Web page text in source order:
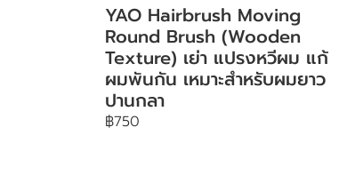
YAO Hairbrush Moving
Round Brush (Wooden
Texture) เย่า แปรงหวีผม แก้
ผมพันกัน เหมาะสำหรับผมยาว
ปานกลา
฿750